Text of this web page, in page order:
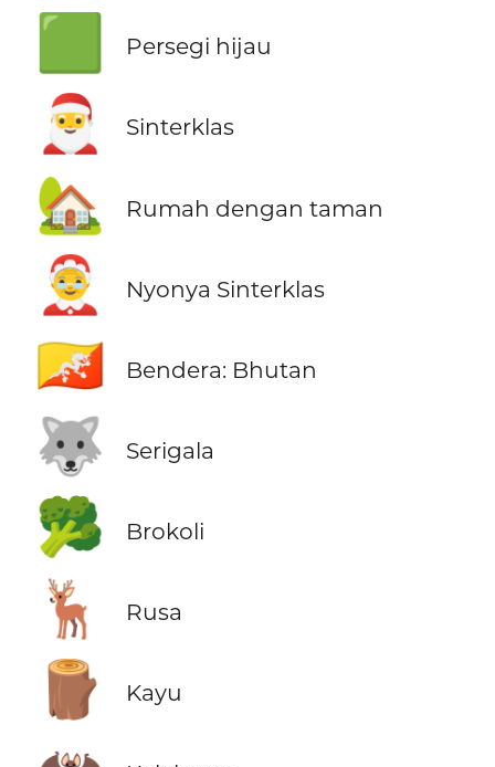
🟩 Persegi hijau
🎅 Sinterklas
🏡 Rumah dengan taman
🤶 Nyonya Sinterklas
🇧🇹 Bendera: Bhutan
🐺 Serigala
🥦 Brokoli
🦌 Rusa
🪵 Kayu